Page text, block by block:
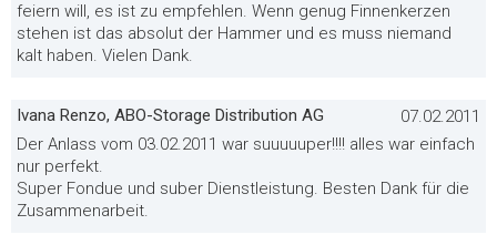
feiern will, es ist zu empfehlen. Wenn genug Finnenkerzen
stehen ist das absolut der Hammer und es muss niemand
kalt haben. Vielen Dank.
Ivana Renzo, ABO-Storage Distribution AG
07.02.2011
Der Anlass vom 03.02.2011 war suuuuuper!!!! alles war einfach
nur perfekt.
Super Fondue und suber Dienstleistung. Besten Dank für die
Zusammenarbeit.